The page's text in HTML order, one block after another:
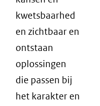
kwetsbaarhed
en zichtbaar en
ontstaan
oplossingen
die passen bij
het karakter en